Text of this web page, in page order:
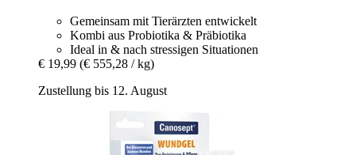
Gemeinsam mit Tierärzten entwickelt
Kombi aus Probiotika & Präbiotika
Ideal in & nach stressigen Situationen
€ 19,99 (€ 555,28 / kg)
Zustellung bis 12. August